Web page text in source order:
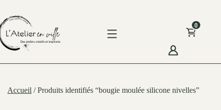
to
content
0
Accueil / Produits identifiés “bougie moulée silicone nivelles”